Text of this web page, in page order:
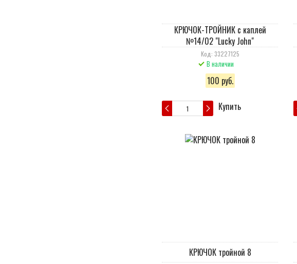
КРЮЧОК-ТРОЙНИК с каплей
№14/02 "Lucky John"
Код: 33227125
В наличии
100 руб.
Купить
КРЮЧОК тройной 8